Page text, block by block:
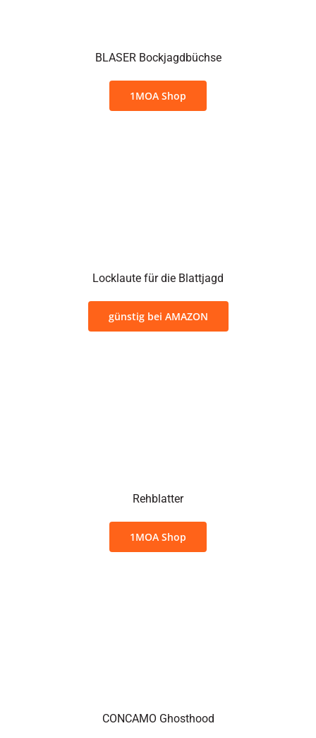
BLASER Bockjagdbüchse
1MOA Shop
Locklaute für die Blattjagd
günstig bei AMAZON
Rehblatter
1MOA Shop
CONCAMO Ghosthood